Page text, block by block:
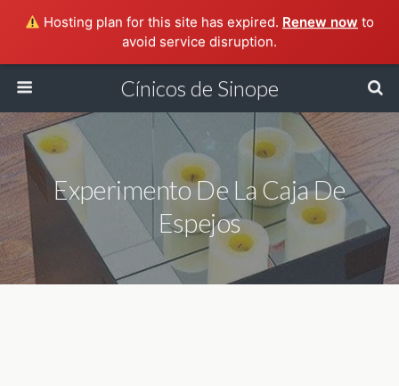
Hosting plan for this site has expired. Renew now to
avoid service disruption.
Cínicos de Sinope
Experimento De La Caja De
Espejos